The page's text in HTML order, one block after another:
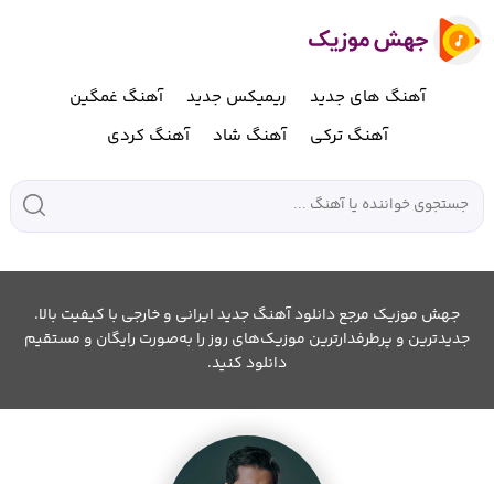
آهنگ های جدید ریمیکس جدید
آهنگ غمگین
آهنگ ترکی
آهنگ شاد آهنگ کردی
جهش موزیک مرجع دانلود آهنگ جدید ایرانی و خارجی با کیفیت بالا.
جدیدترین و پرطرفدارترین موزیک‌های روز را به‌صورت رایگان و مستقیم
دانلود کنید.